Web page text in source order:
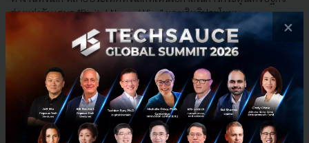
ต่างแข่งขัน เสนอ "Digital Nomad Visa" มอบสิทธิประโยชน...
มิถุนายน 28, 2022| ByTechsauce Team
WFA WFH employment Work-Cations
×